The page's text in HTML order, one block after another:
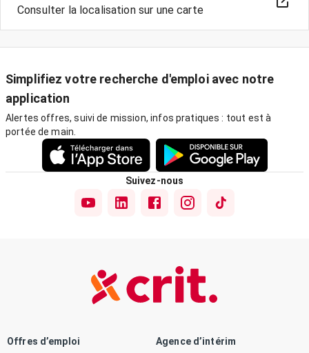
Consulter la localisation sur une carte
Simplifiez votre recherche d'emploi avec notre
application
Alertes offres, suivi de mission, infos pratiques : tout est à
portée de main.
Suivez-nous
Offres d’emploi Agence d’intérim